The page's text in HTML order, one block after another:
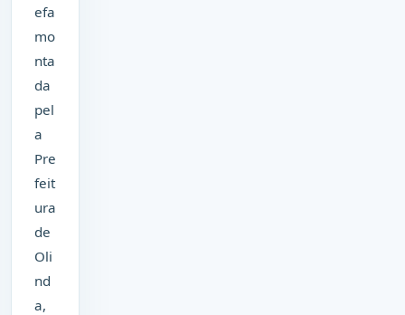
efa
mo
nta
da
pel
a
Pre
feit
ura
de
Oli
nd
a,